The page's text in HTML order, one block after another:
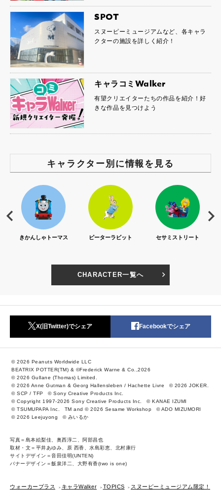
SPOT
スヌーピーミュージアムなど、各キャラ
クターの施設を詳しく紹介！
キャラコミWalker
有望クリエイターたちの作品を紹介！好
きな作品を見つけよう
キャラクター別に情報を見る
きかんしゃトーマス ピーターラビット セサミストリート
CHARACTER一覧へ
X(旧Twitter)でシェア Facebookでシェア
© 2026 Peanuts Worldwide LLC
BEATRIX POTTER(TM) & ©Frederick Warne & Co.,2026
© 2026 Gullane (Thomas) Limited.
© 2026 Anne Gutman & Georg Hallensleben / Hachette Livre
© 2026 JOKER.
© SCP / TFP
© Sony Creative Products Inc.
© Copyright 1997-2026 Sony Creative Products Inc.
© KANAE IZUMI
© TSUMUPAPA Inc.
TM and © 2026 Sesame Workshop
© ADO MIZUMORI
© 2026 Leejuyong
© みいるか
写真＝島本絵梨佳、奥西淳二、阿部昌也
取材・文＝平井あゆみ、原 西香、水島彩恵、北村康行
サイトデザイン＝音田佳明(UNTEN)
バナーデザイン＝飯泉洋二、大野有香(two is one)
ウォーカープラス キャラWalker TOPICS スヌーピーミュージアム限定！